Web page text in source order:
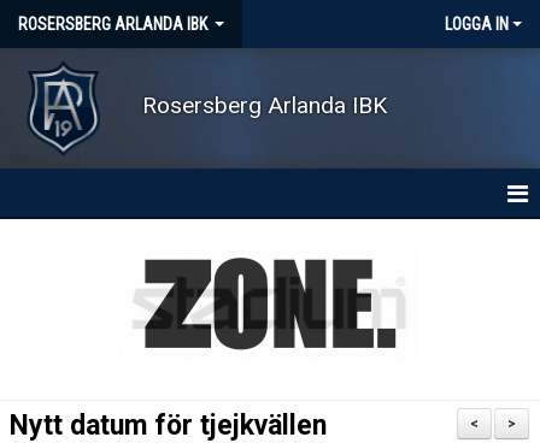
ROSERSBERG ARLANDA IBK LOGGA IN
Rosersberg Arlanda IBK
>
<
Nytt datum för tjejkvällen